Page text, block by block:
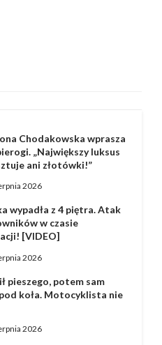
Chodakowska wprasza
„Największy luksus
ani złotówki!”
2026
wypadła z 4 piętra. Atak
w czasie
[VIDEO]
2026
pieszego, potem sam
koła. Motocyklista nie
2026